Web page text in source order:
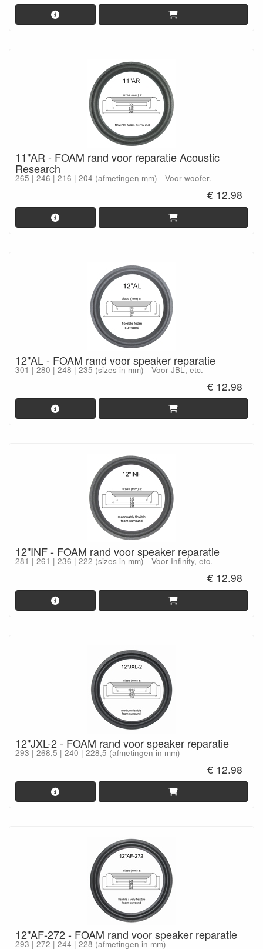
11"AR - FOAM rand voor reparatie Acoustic
Research
265 | 246 | 216 | 204 (afmetingen mm) - Voor woofer.
€ 12.98
12"AL - FOAM rand voor speaker reparatie
301 | 280 | 248 | 235 (sizes in mm) - Voor JBL, etc.
€ 12.98
12"INF - FOAM rand voor speaker reparatie
281 | 261 | 236 | 222 (sizes in mm) - Voor Infinity, etc.
€ 12.98
12"JXL-2 - FOAM rand voor speaker reparatie
293 | 268,5 | 240 | 228,5 (afmetingen in mm)
€ 12.98
12"AF-272 - FOAM rand voor speaker reparatie
293 | 272 | 244 | 228 (afmetingen in mm)